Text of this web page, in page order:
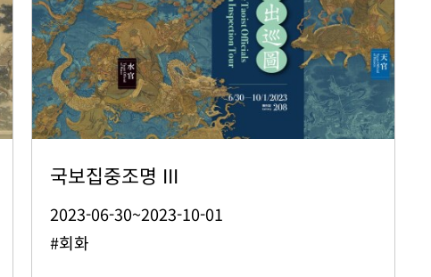
국보집중조명 III
2023-06-30~2023-10-01
#회화